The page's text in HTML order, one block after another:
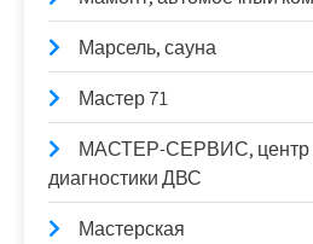
Марсель, сауна
Мастер 71
МАСТЕР-СЕРВИС, центр
диагностики ДВС
Мастерская